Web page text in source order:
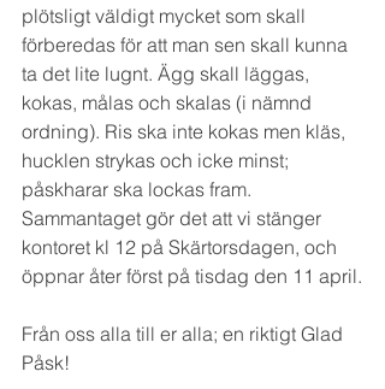
plötsligt väldigt mycket som skall
förberedas för att man sen skall kunna
ta det lite lugnt. Ägg skall läggas,
kokas, målas och skalas (i nämnd
ordning). Ris ska inte kokas men kläs,
hucklen strykas och icke minst;
påskharar ska lockas fram.
Sammantaget gör det att vi stänger
kontoret kl 12 på Skärtorsdagen, och
öppnar åter först på tisdag den 11 april.
Från oss alla till er alla; en riktigt Glad
Påsk!